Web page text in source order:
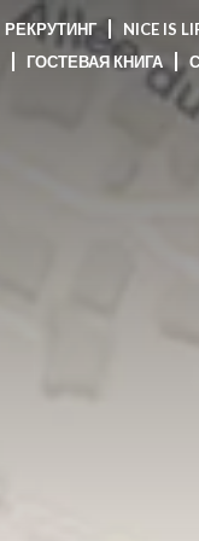
РЕКРУТИНГ NICE IS
ГОСТЕВАЯ КНИГА